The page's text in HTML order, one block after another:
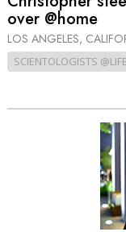
over @home
LOS ANGELES,
SCIENTOLOGISTS @LIFE